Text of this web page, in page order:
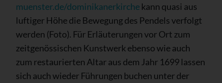
muenster.de/dominikanerkirchekann quasi aus
luftiger Höhe die Bewegung des Pendels verfolgt
werden (Foto). Für Erläuterungen vor Ort zum
zeitgenössischen Kunstwerk ebenso wie auch
zum restaurierten Altar aus dem Jahr 1699 lassen
sich auch wieder Führungen buchen unter der